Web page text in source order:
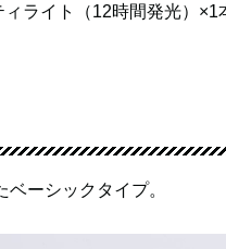
ライト（12時間発光）×1
ーシックタイプ。